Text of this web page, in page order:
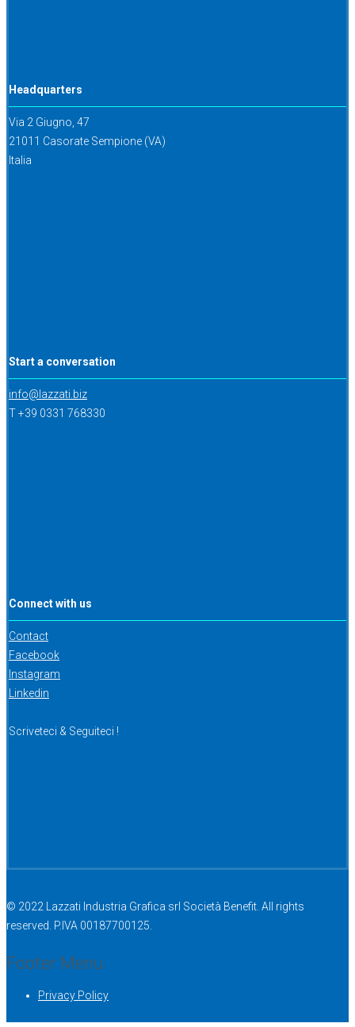
Headquarters
Via 2 Giugno, 47
21011 Casorate Sempione (VA)
Italia
Start a conversation
info@lazzati.biz
T +39 0331 768330
Connect with us
Contact
Facebook
Instagram
Linkedin
Scriveteci & Seguiteci !
© 2022 Lazzati Industria Grafica srl Società Benefit. All rights
reserved. P.IVA 00187700125.
Footer Menu
Privacy Policy